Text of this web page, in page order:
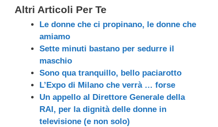
Altri Articoli Per Te
Le donne che ci propinano, le donne che
amiamo
Sette minuti bastano per sedurre il
maschio
Sono qua tranquillo, bello paciarotto
L’Expo di Milano che verrà … forse
Un appello al Direttore Generale della
RAI, per la dignità delle donne in
televisione (e non solo)